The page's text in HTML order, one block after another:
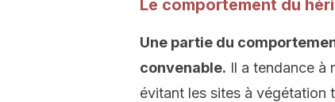
Le comportement du
Une partie du
convenable. Il a tendance à
évitant les sites à végétation